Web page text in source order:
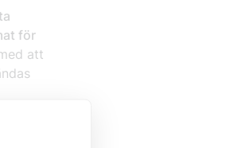
för
att